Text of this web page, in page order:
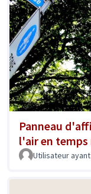
Panneau
l'air en temps
Utilisateur